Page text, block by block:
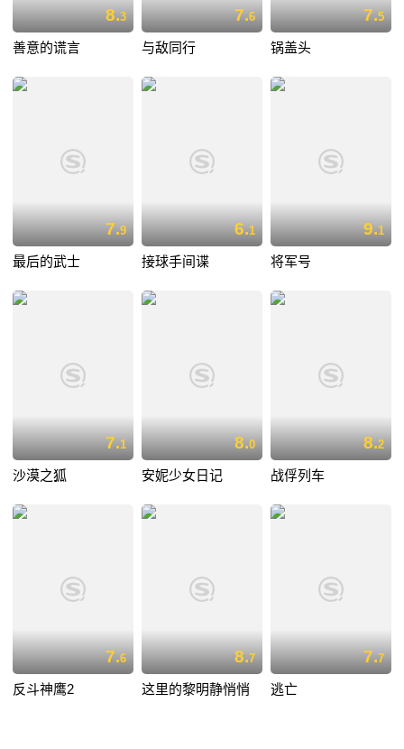
8.3
善意的谎言
7.6
与敌同行
7.5
锅盖头
7.9
最后的武士
6.1
接球手间谍
9.1
将军号
7.1
沙漠之狐
8.0
安妮少女日记
8.2
战俘列车
7.6
反斗神鹰2
8.7
这里的黎明静悄悄
7.7
逃亡